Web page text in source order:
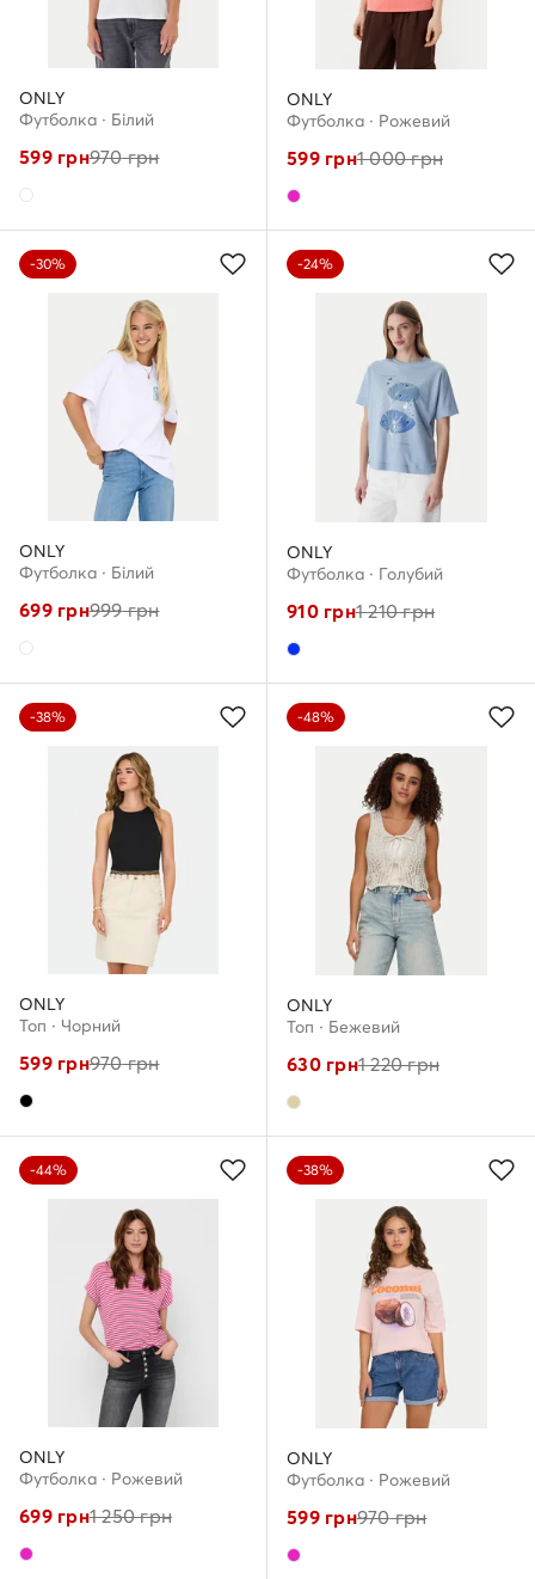
ONLY
Футболка · Білий
599грн970грн
ONLY
Футболка · Рожевий
599грн1 000грн
-30%
ONLY
Футболка · Білий
699грн999грн
-24%
ONLY
Футболка · Голубий
910грн1 210грн
-38%
ONLY
Топ · Чорний
599грн970грн
-48%
ONLY
Топ · Бежевий
630грн1 220грн
-44%
ONLY
Футболка · Рожевий
699грн1 250грн
-38%
ONLY
Футболка · Рожевий
599грн970грн